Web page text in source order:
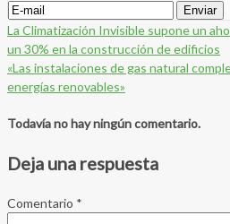
La Climatización Invisible supone un
un 30% en la construcción de edificios
«Las instalaciones de gas natural
energías renovables»
Todavía no hay ningún comentario.
Deja una respuesta
Comentario *